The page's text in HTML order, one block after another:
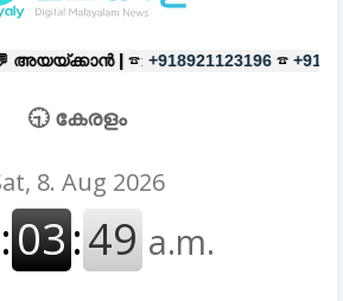
+918921123196 ☎ +918606657037
🕤 കേരളം